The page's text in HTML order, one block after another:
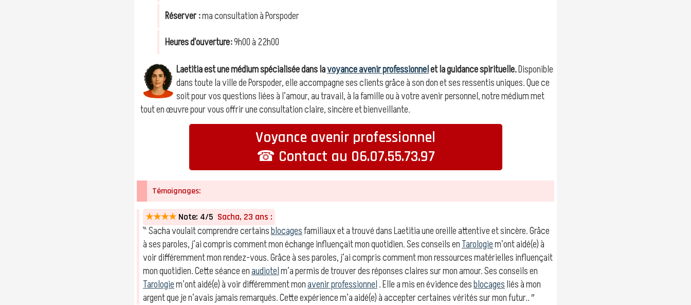
Réserver :ma consultation à Porspoder
Heures d'ouverture:9h00 à 22h00
Laetitia est une médium spécialisée dans lavoyance avenir professionnelet la guidance spirituelle.Disponible
dans toute la ville de Porspoder, elle accompagne ses clients grâce à son don et ses ressentis uniques. Que ce
soit pour vos questions liées à l’amour, au travail, à la famille ou à votre avenir personnel, notre médium met
tout en œuvre pour vous offrir une consultation claire, sincère et bienveillante.
Voyance avenir professionnel
☎ Contact au 06.07.55.73.97
Témoignages:
★★★★ Note: 4/5 Sacha, 23 ans :
‶ Sacha voulait comprendre certainsblocagesfamiliaux et a trouvé dans Laetitia une oreille attentive et sincère. Grâce
à ses paroles, j’ai compris comment mon échange influençait mon quotidien. Ses conseils enTarologiem’ont aidé(e) à
voir différemment mon rendez-vous. Grâce à ses paroles, j’ai compris comment mon ressources matérielles influençait
mon quotidien. Cette séance enaudiotelm’a permis de trouver des réponses claires sur mon amour. Ses conseils en
Tarologiem’ont aidé(e) à voir différemment monavenir professionnel. Elle a mis en évidence desblocagesliés à mon
argent que je n’avais jamais remarqués. Cette expérience m’a aidé(e) à accepter certaines vérités sur mon futur.. ″